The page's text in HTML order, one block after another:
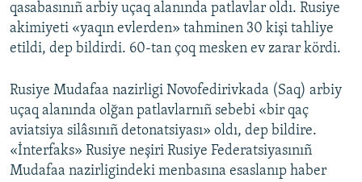
qasabasınıñ arbiy uçaq alanında patlavlar oldı. Rusiye
akimiyeti «yaqın evlerden» tahminen 30 kişi tahliye
etildi, dep bildirdi. 60-tan çoq mesken ev zarar kördi.
Rusiye Mudafaa nazirligi Novofedirivkada (Saq) arbiy
uçaq alanında olğan patlavlarnıñ sebebi «bir qaç
aviatsiya silâsınıñ detonatsiyası» oldı, dep bildire.
«İnterfaks» Rusiye neşiri Rusiye Federatsiyasınıñ
Mudafaa nazirligindeki menbasına esaslanıp haber